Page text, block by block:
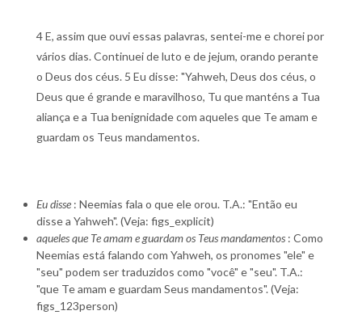
4 E, assim que ouvi essas palavras, sentei-me e chorei por
vários dias. Continuei de luto e de jejum, orando perante
o Deus dos céus. 5 Eu disse: "Yahweh, Deus dos céus, o
Deus que é grande e maravilhoso, Tu que manténs a Tua
aliança e a Tua benignidade com aqueles que Te amam e
guardam os Teus mandamentos.
Eu disse : Neemias fala o que ele orou. T.A.: "Então eu
disse a Yahweh". (Veja: figs_explicit)
aqueles que Te amam e guardam os Teus mandamentos : Como
Neemias está falando com Yahweh, os pronomes "ele" e
"seu" podem ser traduzidos como "você" e "seu". T.A.:
"que Te amam e guardam Seus mandamentos". (Veja:
figs_123person)